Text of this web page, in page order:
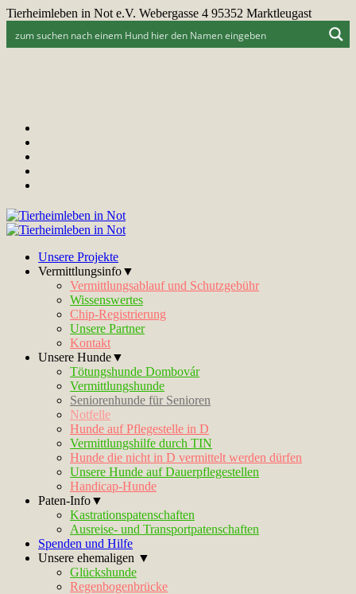
Tierheimleben in Not e.V. Webergasse 4 95352 Marktleugast
Unsere Projekte
Vermittlungsinfo▼
Vermittlungsablauf und Schutzgebühr
Wissenswertes
Chip-Registrierung
Unsere Partner
Kontakt
Unsere Hunde▼
Tötungshunde Dombovár
Vermittlungshunde
Seniorenhunde für Senioren
Notfelle
Hunde auf Pflegestelle in D
Vermittlungshilfe durch TIN
Hunde die nicht in D vermittelt werden dürfen
Unsere Hunde auf Dauerpflegestellen
Handicap-Hunde
Paten-Info▼
Kastrationspatenschaften
Ausreise- und Transportpatenschaften
Spenden und Hilfe
Unsere ehemaligen ▼
Glückshunde
Regenbogenbrücke